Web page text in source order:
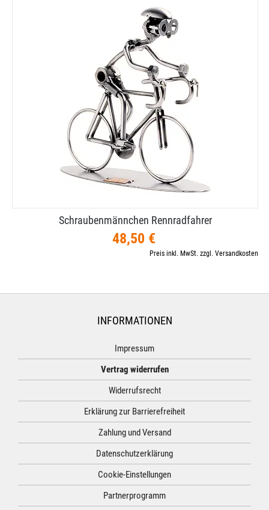
Schraubenmännchen Rennradfahrer
48,50 €
Preis inkl. MwSt. zzgl. Versandkosten
INFORMATIONEN
Impressum
Vertrag widerrufen
Widerrufsrecht
Erklärung zur Barrierefreiheit
Zahlung und Versand
Datenschutzerklärung
Cookie-Einstellungen
Partnerprogramm